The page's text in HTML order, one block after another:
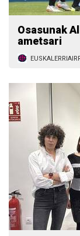
Osasunak
ametsari